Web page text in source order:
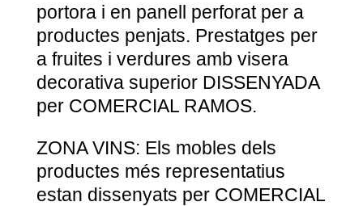
portora i en panell perforat per a
productes penjats. Prestatges per
a fruites i verdures amb visera
decorativa superior DISSENYADA
per COMERCIAL RAMOS.
ZONA VINS: Els mobles dels
productes més representatius
estan dissenyats per COMERCIAL